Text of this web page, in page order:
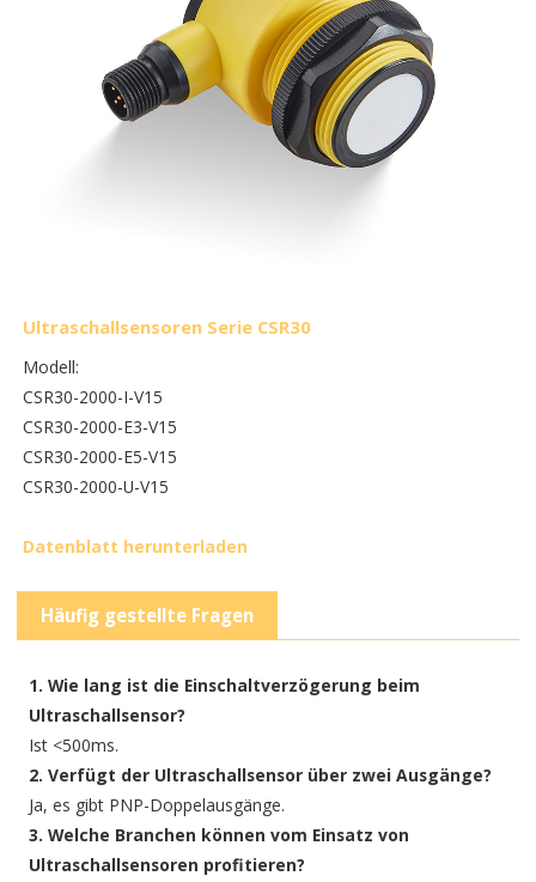
Ultraschallsensoren Serie CSR30
Modell:
CSR30-2000-I-V15
CSR30-2000-E3-V15
CSR30-2000-E5-V15
CSR30-2000-U-V15
Datenblatt herunterladen
Häufig gestellte Fragen
1. Wie lang ist die Einschaltverzögerung beim
Ultraschallsensor?
Ist <500ms.
2. Verfügt der Ultraschallsensor über zwei Ausgänge?
Ja, es gibt PNP-Doppelausgänge.
3. Welche Branchen können vom Einsatz von
Ultraschallsensoren profitieren?